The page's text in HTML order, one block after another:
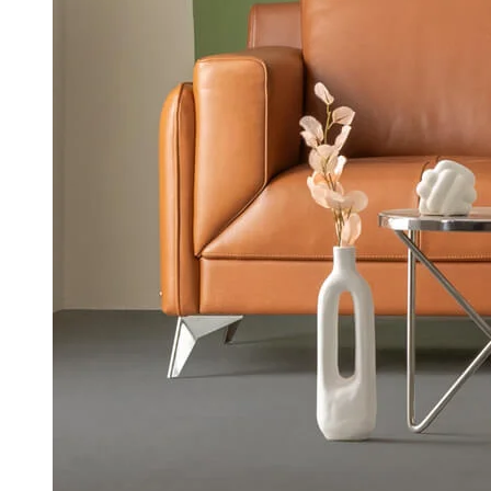
KLIK-KLAK LEŽAJEVI
KAUČI
TABUREI
KLUB STOLOVI
KOMODE
TV KOMODE
VITRINE
POLICE ZA KNJIGE
OGLEDALA
KOLEKCIJE